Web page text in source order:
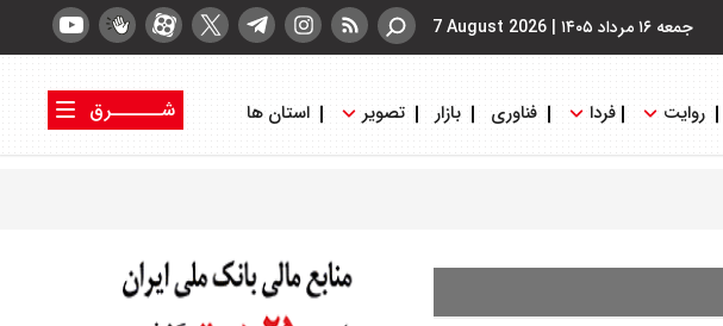
جمعه ۱۶ مرداد ۱۴۰۵ |
7 August 2026
روایت فردا فناوری بازار تصویر استان ها
شــــــرق